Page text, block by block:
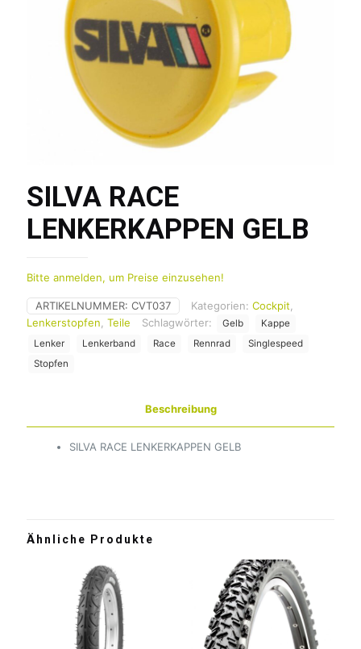
SILVA RACE
LENKERKAPPEN GELB
Bitte anmelden, um Preise einzusehen!
ARTIKELNUMMER: CVT037 Kategorien: Cockpit
Lenkerstopfen Teile Schlagwörter: Gelb
Kappe
Lenker
Lenkerband Race Rennrad
Singlespeed
Stopfen
Beschreibung
SILVA RACE LENKERKAPPEN GELB
Ähnliche Produkte